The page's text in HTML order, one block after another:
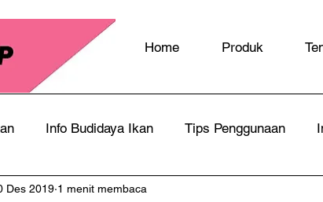
Home Produk
Info Budidaya Ikan Tips Penggunaan
Des 2019 1 menit membaca